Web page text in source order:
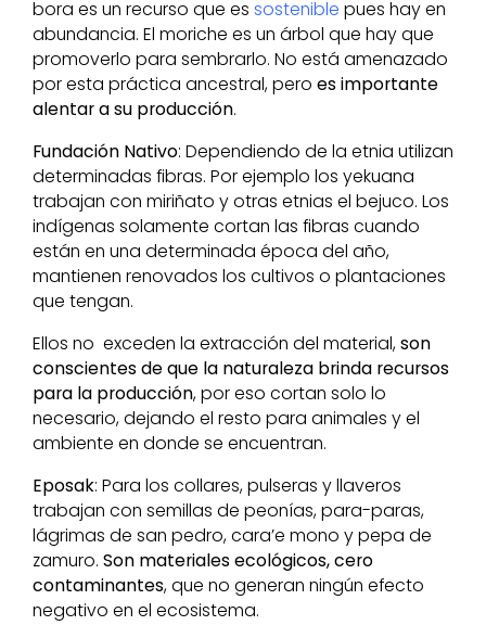
bora es un recurso que es sostenible pues hay en
abundancia. El moriche es un árbol que hay que
promoverlo para sembrarlo. No está amenazado
por esta práctica ancestral, pero es importante
alentar a su producción.
Fundación Nativo: Dependiendo de la etnia utilizan
determinadas fibras. Por ejemplo los yekuana
trabajan con miriñato y otras etnias el bejuco. Los
indígenas solamente cortan las fibras cuando
están en una determinada época del año,
mantienen renovados los cultivos o plantaciones
que tengan.
Ellos no exceden la extracción del material,son
conscientes de que la naturaleza brinda recursos
para la producción, por eso cortan solo lo
necesario, dejando el resto para animales y el
ambiente en donde se encuentran.
Eposak: Para los collares, pulseras y llaveros
trabajan con semillas de peonías, para-paras,
lágrimas de san pedro, cara’e mono y pepa de
zamuro. Son materiales ecológicos, cero
contaminantes, que no generan ningún efecto
negativo en el ecosistema.